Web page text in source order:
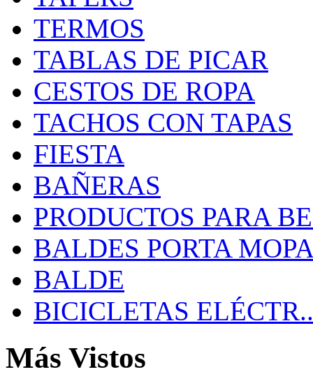
TERMOS
TABLAS DE PICAR
CESTOS DE ROPA
TACHOS CON TAPAS
FIESTA
BAÑERAS
PRODUCTOS PARA
BALDES PORTA
BALDE
BICICLETAS
Más Vistos